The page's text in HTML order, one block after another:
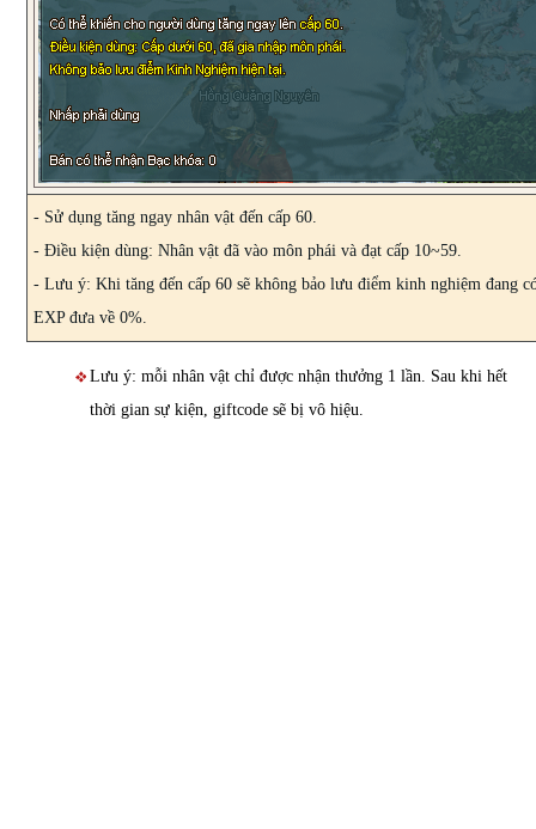
- Sử dụng tăng ngay nhân vật đến cấp 60.
- Điều kiện dùng: Nhân vật đã vào môn phái và đạt cấp 10~59.
- Lưu ý: Khi tăng đến cấp 60 sẽ không bảo lưu điểm kinh nghiệm đang
EXP đưa về 0%.
Lưu ý: mỗi nhân vật chỉ được nhận thưởng 1 lần. Sau khi hết
thời gian sự kiện, giftcode sẽ bị vô hiệu.